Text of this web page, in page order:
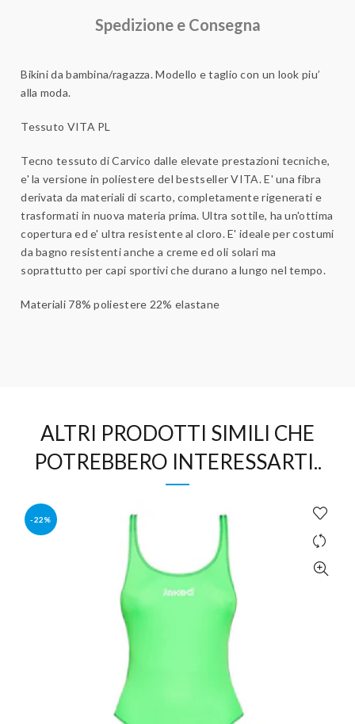
Spedizione e Consegna
Bikini da bambina/ragazza. Modello e taglio con un look piu’
alla moda.
Tessuto VITA PL
Tecno tessuto di Carvico dalle elevate prestazioni tecniche,
e' la versione in poliestere del bestseller VITA. E' una fibra
derivata da materiali di scarto, completamente rigenerati e
trasformati in nuova materia prima. Ultra sottile, ha un'ottima
copertura ed e' ultra resistente al cloro. E' ideale per costumi
da bagno resistenti anche a creme ed oli solari ma
soprattutto per capi sportivi che durano a lungo nel tempo.
Materiali78% poliestere 22% elastane
ALTRI PRODOTTI SIMILI CHE
POTREBBERO INTERESSARTI..
-22%